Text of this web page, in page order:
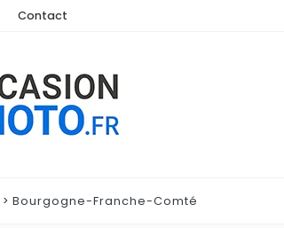
Contact
Bourgogne-Franche-Comté